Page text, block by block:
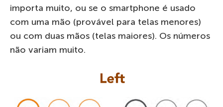
importa muito, ou se o smartphone é usado
com uma mão (provável para telas menores)
ou com duas mãos (telas maiores). Os números
não variam muito.